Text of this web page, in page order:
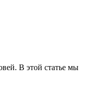
В этой статье мы